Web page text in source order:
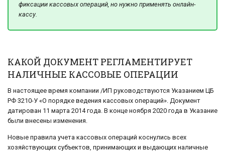
фиксации кассовых операций, но нужно применять онлайн-
кассу.
КАКОЙ ДОКУМЕНТ РЕГЛАМЕНТИРУЕТ
НАЛИЧНЫЕ КАССОВЫЕ ОПЕРАЦИИ
В настоящее время компании /ИП руководствуются Указанием ЦБ
РФ 3210-У «О порядке ведения кассовых операций». Документ
датирован 11 марта 2014 года. В конце ноября 2020 года в Указание
были внесены изменения.
Новые правила учета кассовых операций коснулись всех
хозяйствующих субъектов, принимающих и выдающих наличные